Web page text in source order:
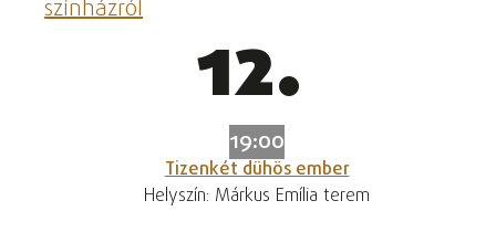
színházról
12.
19:00
Tizenkét dühös ember
Helyszín: Márkus Emília terem